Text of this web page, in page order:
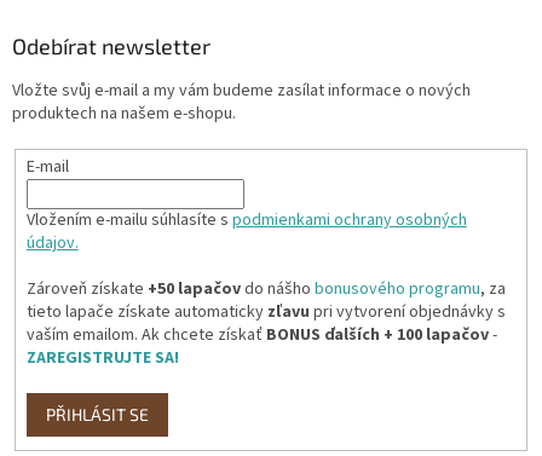
Odebírat newsletter
Vložte svůj e-mail a my vám budeme zasílat informace o nových
produktech na našem e-shopu.
E-mail
Vložením e-mailu súhlasíte s podmienkami ochrany osobných
údajov.
Zároveň získate +50 lapačovdo nášho bonusového programu, za
tieto lapače získate automaticky zľavu pri vytvorení objednávky s
vaším emailom. Ak chcete získať BONUS ďalších + 100 lapačov-
ZAREGISTRUJTE SA!
PŘIHLÁSIT SE